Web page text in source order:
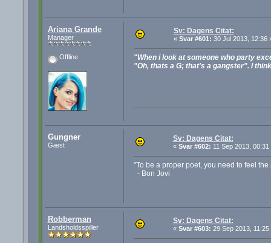
Ariana Grande
Manager
Offline
Sv: Dagens Citat:
« Svar #601: 30 Jul 2013, 12:36
"When i look at someone who party
"Oh, thats a G; that's a gangster". I
Gungner
Gæst
Sv: Dagens Citat:
« Svar #602: 11 Sep 2013, 00:31
"To be a proper poet, you need to feel the
- Bon Jovi
Robberman
Landsholdsspiller
Sv: Dagens Citat:
« Svar #603: 29 Sep 2013, 11:25